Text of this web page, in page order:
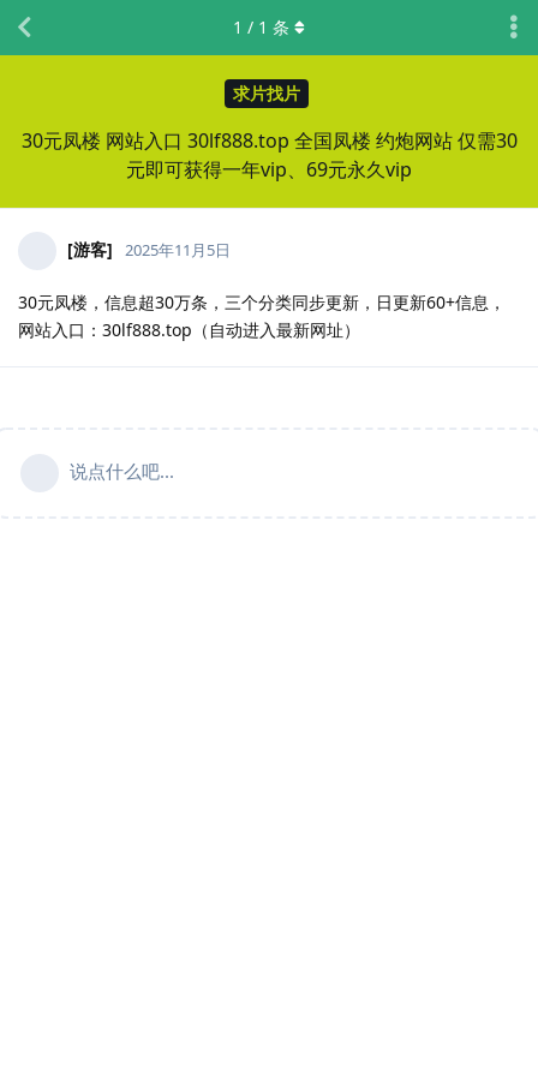
求片找片
30元凤楼 网站入口 30lf888.top 全国凤楼 约炮网站 仅需30
元即可获得一年vip、69元永久vip
1 / 1 条
[游客] 2025年11月5日
30元凤楼，信息超30万条，三个分类同步更新，日更新60+信息，
网站入口：30lf888.top（自动进入最新网址）
说点什么吧...